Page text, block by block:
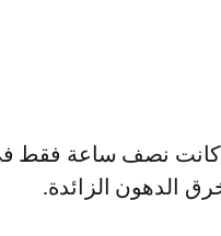
كانت نصف ساعة فقط
الدهون الزائدة.